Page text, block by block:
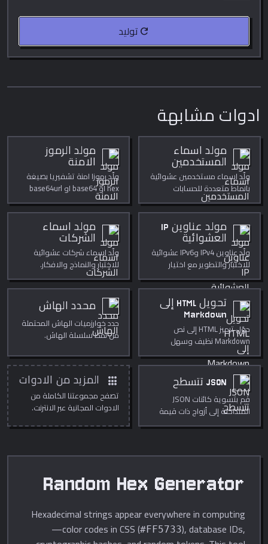
refresh توليد
ادوات مشابهة
مولد اسماء
المستخدمين
ولّد اسماء مستخدمين عشوائية
بانماط متعددة للحسابات
والاختبار.
مولد الرموز
الامنة
ولّد رموزا امنة تشفيريا بصيغة
hex او base64 او base64url
باستخدام Web Crypto API.
مولد عناوين IP
العشوائية
ولّد عناوين IPv4 وIPv6 عشوائية
للاختبار والتطوير مع اختيار
النطاق العام او الخاص.
مولد اسماء
الشركات
ولّد اسماء شركات عشوائية
للاختبار والنماذج والافكار.
تحويل HTML إلى
Markdown
حوّل ترميز HTML إلى نص
Markdown نظيف وسهل
القراءة.
محدد الهاش
حدد خوارزميات الهاش المحتملة
من نمط سلسلة الهاش.
JSON تتسطح
قم بتسوية كائنات JSON
المتداخلة إلى أزواج ذات قيمة
أساسية مسطحة باستخدام
apps المزيد من الادوات
تصفح مجموعتنا الكاملة من
الادوات المجانية عبر الانترنت.
Random Hex Generator
Hexadecimal strings appear everywhere in computing
—color codes in CSS (#FF5733), database IDs,